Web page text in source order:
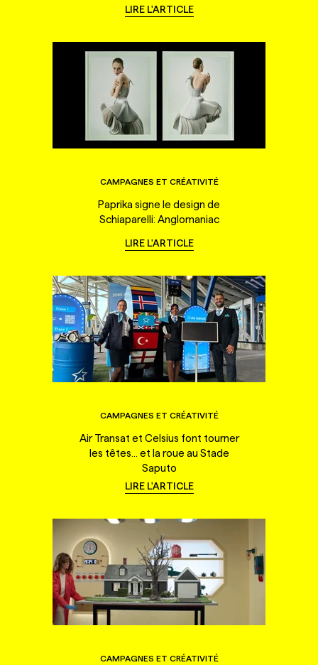
LIRE L'ARTICLE
CAMPAGNES ET CRÉATIVITÉ
Paprika signe le design de
Schiaparelli: Anglomaniac
LIRE L'ARTICLE
CAMPAGNES ET CRÉATIVITÉ
Air Transat et Celsius font tourner
les têtes... et la roue au Stade
Saputo
LIRE L'ARTICLE
CAMPAGNES ET CRÉATIVITÉ